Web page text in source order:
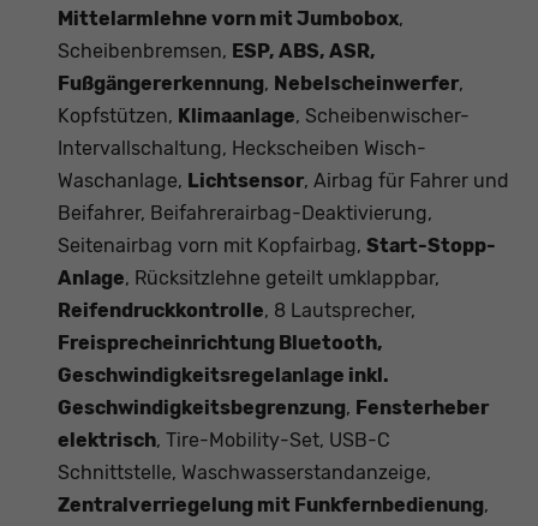
Mittelarmlehne vorn mit Jumbobox,
Scheibenbremsen, ESP, ABS, ASR,
Fußgängererkennung, Nebelscheinwerfer,
Kopfstützen, Klimaanlage, Scheibenwischer-
Intervallschaltung, Heckscheiben Wisch-
Waschanlage, Lichtsensor, Airbag für Fahrer und
Beifahrer, Beifahrerairbag-Deaktivierung,
Seitenairbag vorn mit Kopfairbag, Start-Stopp-
Anlage, Rücksitzlehne geteilt umklappbar,
Reifendruckkontrolle, 8 Lautsprecher,
Freisprecheinrichtung Bluetooth,
Geschwindigkeitsregelanlage inkl.
Geschwindigkeitsbegrenzung, Fensterheber
elektrisch, Tire-Mobility-Set, USB-C
Schnittstelle, Waschwasserstandanzeige,
Zentralverriegelung mit Funkfernbedienung,